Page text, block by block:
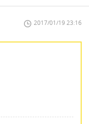
2017/01/19 23:16